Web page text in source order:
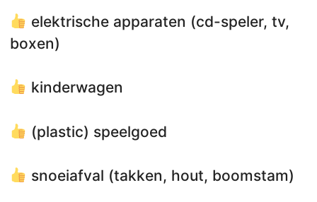
elektrische apparaten (cd-speler, tv,
boxen)
kinderwagen
(plastic) speelgoed
snoeiafval (takken, hout, boomstam)